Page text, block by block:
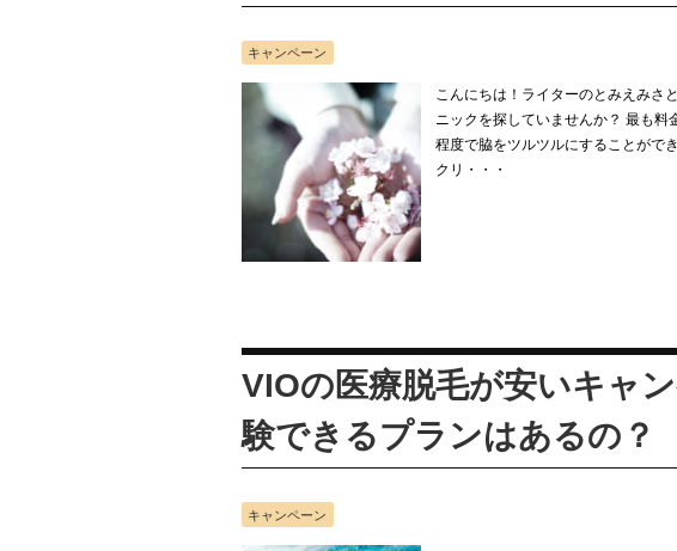
キャンペーン
こんにちは！ライターのとみえみさ
ニックを探していませんか？ 最も
程度で脇をツルツルにすることがで
クリ・・・
VIOの医療脱毛が安いキャ
験できるプランはあるの？
キャンペーン